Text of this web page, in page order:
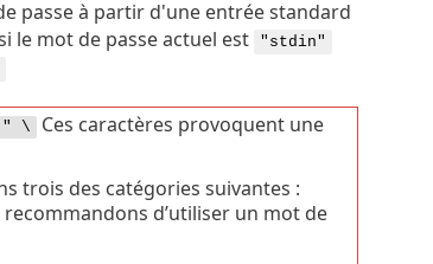
passe à partir d'une entrée standard
le mot de passe actuel est "stdin"
" \ Ces caractères provoquent une
trois des catégories suivantes :
d’utiliser un mot de